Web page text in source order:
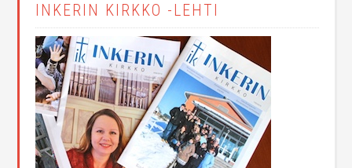
INKERIN KIRKKO -LEHTI